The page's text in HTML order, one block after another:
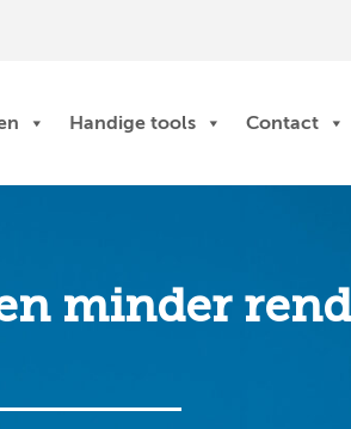
Handige tools Contact
minder